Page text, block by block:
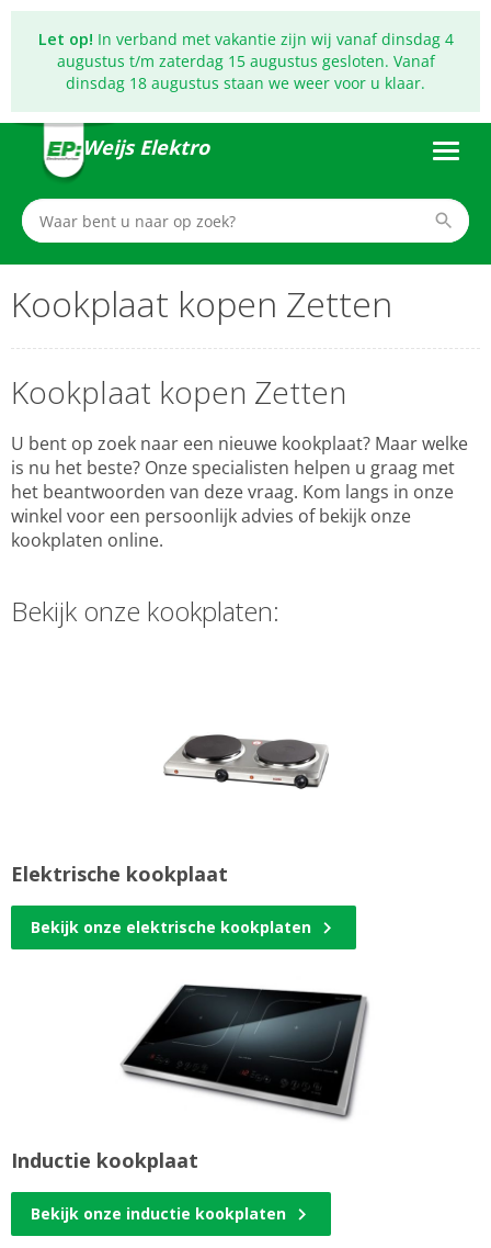
Let op! In verband met vakantie zijn wij vanaf dinsdag 4
augustus t/m zaterdag 15 augustus gesloten. Vanaf
dinsdag 18 augustus staan we weer voor u klaar.
Weijs Elektro
Kookplaat kopen Zetten
Kookplaat kopen Zetten
U bent op zoek naar een nieuwe kookplaat? Maar welke
is nu het beste? Onze specialisten helpen u graag met
het beantwoorden van deze vraag. Kom langs in onze
winkel voor een persoonlijk advies of bekijk onze
kookplaten online.
Bekijk onze kookplaten:
Elektrische kookplaat
Bekijk onze elektrische kookplaten
Inductie kookplaat
Bekijk onze inductie kookplaten